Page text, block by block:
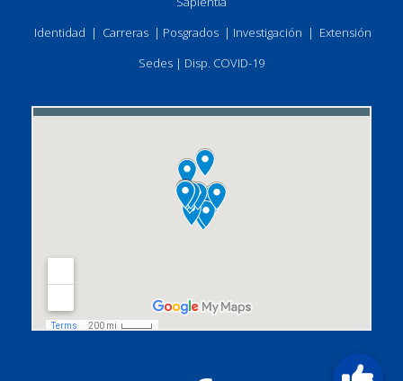
Identidad | Carreras | Posgrados | Investigación | Extensión
Sedes | Disp. COVID-19